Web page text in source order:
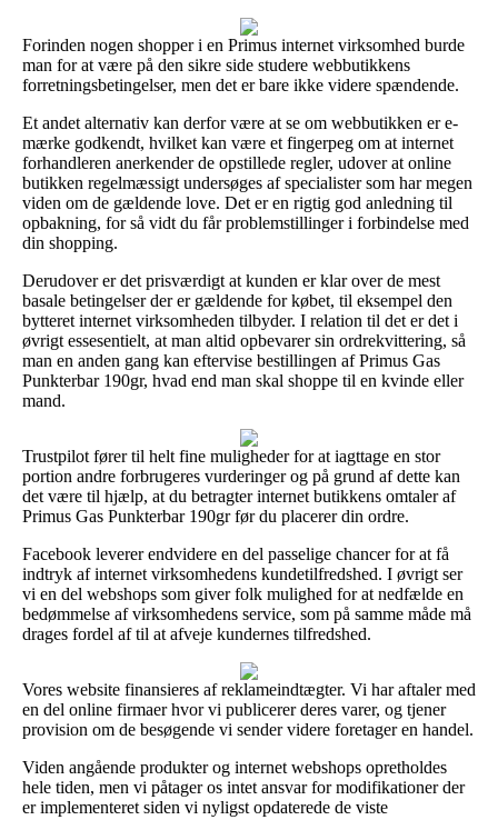
Forinden nogen shopper i en Primus internet virksomhed burde
man for at være på den sikre side studere webbutikkens
forretningsbetingelser, men det er bare ikke videre spændende.
Et andet alternativ kan derfor være at se om webbutikken er e-
mærke godkendt, hvilket kan være et fingerpeg om at internet
forhandleren anerkender de opstillede regler, udover at online
butikken regelmæssigt undersøges af specialister som har megen
viden om de gældende love. Det er en rigtig god anledning til
opbakning, for så vidt du får problemstillinger i forbindelse med
din shopping.
Derudover er det prisværdigt at kunden er klar over de mest
basale betingelser der er gældende for købet, til eksempel den
bytteret internet virksomheden tilbyder. I relation til det er det i
øvrigt essesentielt, at man altid opbevarer sin ordrekvittering, så
man en anden gang kan eftervise bestillingen af Primus Gas
Punkterbar 190gr, hvad end man skal shoppe til en kvinde eller
mand.
Trustpilot fører til helt fine muligheder for at iagttage en stor
portion andre forbrugeres vurderinger og på grund af dette kan
det være til hjælp, at du betragter internet butikkens omtaler af
Primus Gas Punkterbar 190gr før du placerer din ordre.
Facebook leverer endvidere en del passelige chancer for at få
indtryk af internet virksomhedens kundetilfredshed. I øvrigt ser
vi en del webshops som giver folk mulighed for at nedfælde en
bedømmelse af virksomhedens service, som på samme måde må
drages fordel af til at afveje kundernes tilfredshed.
Vores website finansieres af reklameindtægter. Vi har aftaler med
en del online firmaer hvor vi publicerer deres varer, og tjener
provision om de besøgende vi sender videre foretager en handel.
Viden angående produkter og internet webshops opretholdes
hele tiden, men vi påtager os intet ansvar for modifikationer der
er implementeret siden vi nyligst opdaterede de viste